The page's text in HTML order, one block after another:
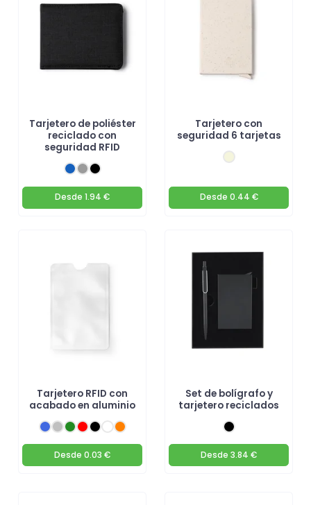
Tarjetero de poliéster
reciclado con
seguridad RFID
Desde 1.94 €
Tarjetero con
seguridad 6 tarjetas
Desde 0.44 €
Tarjetero RFID con
acabado en aluminio
Desde 0.03 €
Set de bolígrafo y
tarjetero reciclados
Desde 3.84 €